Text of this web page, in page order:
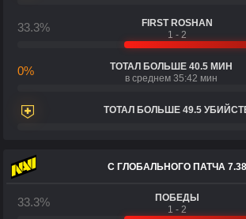
33.3%
FIRST ROSHAN
1 - 2
0%
ТОТАЛ БОЛЬШЕ 40.5 МИН
в среднем 35:42 мин
ТОТАЛ БОЛЬШЕ 49.5
С ГЛОБАЛЬНОГО ПАТЧА 7.38
33.3%
ПОБЕДЫ
1 - 2